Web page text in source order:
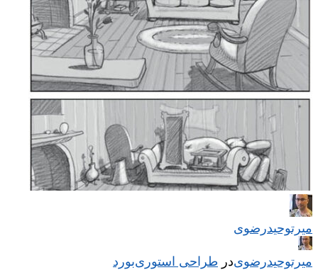
میر‌توحیدرضوی
میر‌توحیدرضویدر طراحی استوری‌بورد